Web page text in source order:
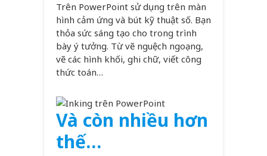
Trên PowerPoint sử dụng trên màn
hình cảm ứng và bút kỹ thuật số. Bạn
thỏa sức sáng tạo cho trong trình
bày ý tưởng. Từ vẽ nguệch ngoạng,
vẽ các hình khối, ghi chữ, viết công
thức toán…
Và còn nhiều hơn
thế…